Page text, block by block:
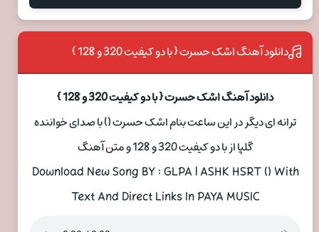
دانلود آهنگ اشک حسرت { با دو کیفیت 320 و 128 }
دانلود آهنگ اشک حسرت { با دو کیفیت 320 و 128 }
ترانه ای دیگر در این ساعت بنام اشک حسرت () با صدای خواننده
گلپا از با دو کیفیت 320 و 128 و متن آهنگ
Download New Song BY : GLPA | ASHK HSRT () With
Text And Direct Links In PAYA MUSIC